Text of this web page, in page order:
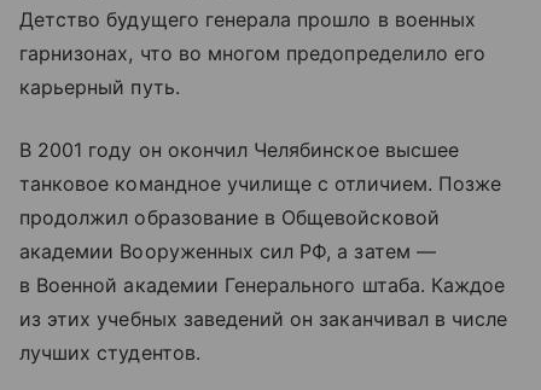
Детство будущего генерала прошло в военных
гарнизонах, что во многом предопределило его
карьерный путь.
В 2001 году он окончил Челябинское высшее
танковое командное училище с отличием. Позже
продолжил образование в Общевойсковой
академии Вооруженных сил РФ, а затем —
в Военной академии Генерального штаба. Каждое
из этих учебных заведений он заканчивал в числе
лучших студентов.